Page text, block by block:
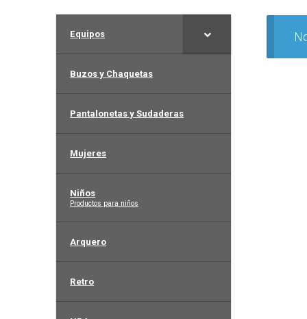
Equipos
Buzos y Chaquetas
Pantalonetas y Sudaderas
Mujeres
Niños
–
Productos para niños
Arquero
Retro